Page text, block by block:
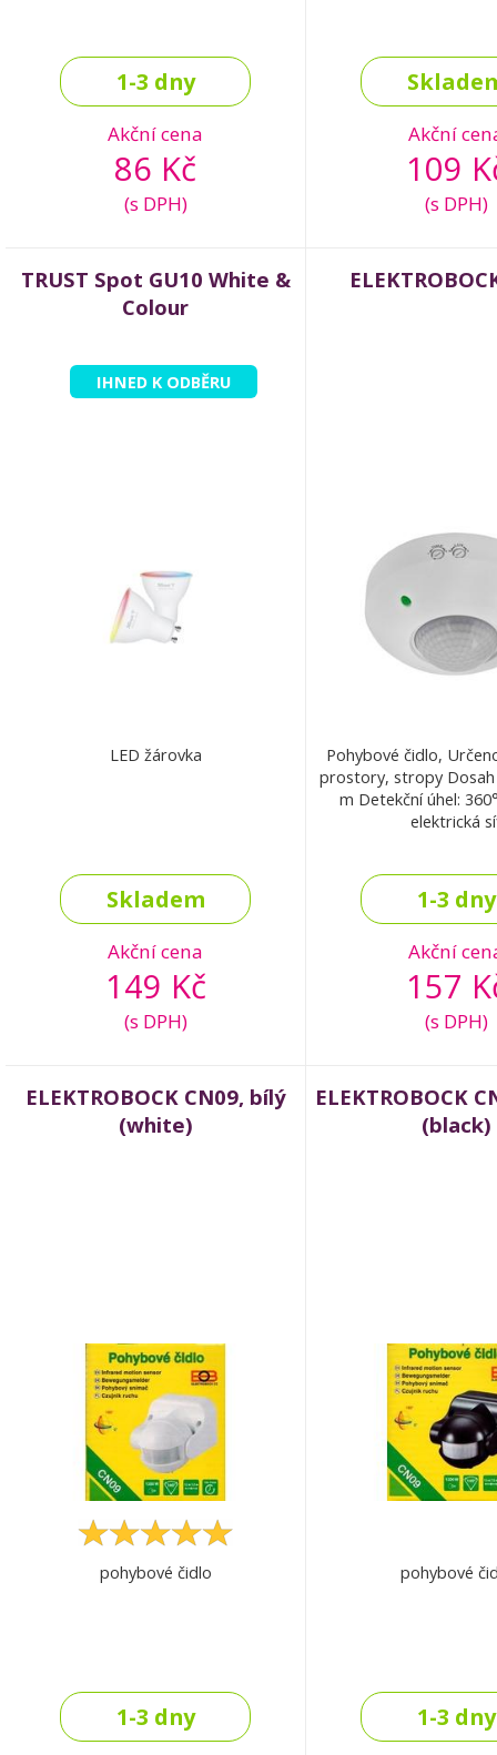
1-3 dny
Akční cena
86 Kč
(s DPH)
Akční
109
(s DPH)
TRUST Spot GU10 White &
Colour
IHNED K ODBĚRU
LED žárovka
Skladem
Akční cena
149 Kč
(s DPH)
Pohybové čidlo,
prostory, stropy Dosah snímání: až 6
m Detekční úhel: 360° Napájení:
elektrická
1-3 dny
Akční
157
(s DPH)
ELEKTROBOCK CN09, bílý
(white)
pohybové čidlo
1-3 dny
ELEKTROBOCK
(black)
pohybové
1-3 dny